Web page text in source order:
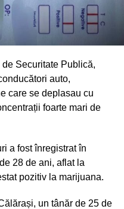
Securitate Publică,
auto,
care se deplasau cu
foarte mari de
a fost înregistrat în
28 de ani, aflat la
pozitiv la marijuana.
un tânăr de 25 de